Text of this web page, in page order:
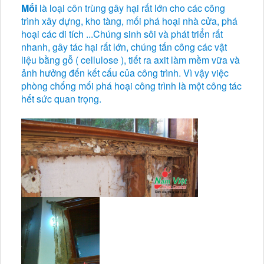
Mối là loại côn trùng gây hại rất lớn cho các công
trình xây dựng, kho tàng, mối phá hoại nhà cửa, phá
hoại các di tích ...Chúng sinh sôi và phát triển rất
nhanh, gây tác hại rất lớn, chúng tấn công các vật
liệu bằng gỗ ( cellulose ), tiết ra axit làm mềm vữa và
ảnh hưởng đến kết cấu của công trình. Vì vậy việc
phòng chống mối phá hoại công trình là một công tác
hết sức quan trọng.